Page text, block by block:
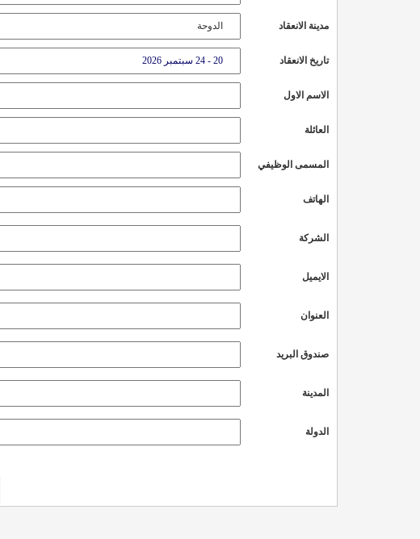
مدينة الانعقاد
تاريخ الانعقاد
الاسم الاول
العائلة
المسمى الوظيفي
الهاتف
الشركة
الايميل
العنوان
صندوق البريد
المدينة
الدولة